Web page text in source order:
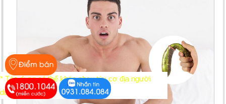
* Tác dụng có thể khác nhau tùy cơ địa người
dùng